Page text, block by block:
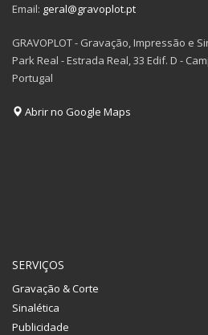
Email: geral@gravoplot.pt
GRAVOPLOT - Gravação, Impressão e
Park Real - Estrada Real, 33 Edif. D -
Portugal
Abrir no Google Maps
SERVIÇOS
Gravação & Corte
Sinalética
Publicidade